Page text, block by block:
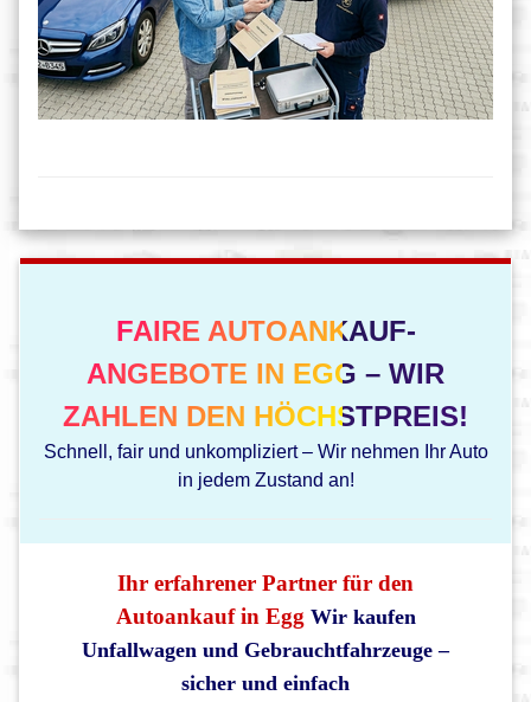
FAIRE AUTOANKAUF-
ANGEBOTE IN EGG – WIR
ZAHLEN DEN HÖCHSTPREIS!
Schnell, fair und unkompliziert – Wir nehmen Ihr Auto
in jedem Zustand an!
Ihr erfahrener Partner für den
Autoankauf in Egg Wir kaufen
Unfallwagen und Gebrauchtfahrzeuge –
sicher und einfach